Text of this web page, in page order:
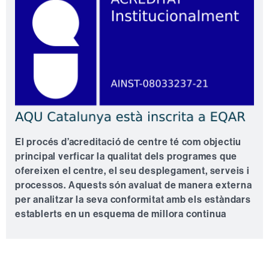
El procés d’acreditació de centre té com objectiu
principal verficar la qualitat dels programes que
ofereixen el centre, el seu desplegament, serveis i
processos. Aquests són avaluat de manera externa
per analitzar la seva conformitat amb els estàndars
establerts en un esquema de millora continua